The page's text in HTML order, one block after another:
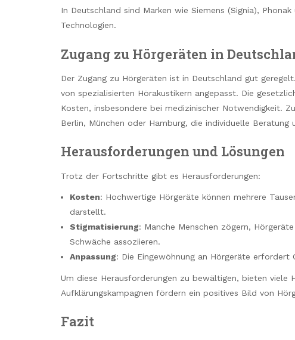
In Deutschland sind Marken wie Siemens (Signia),
Technologien.
Zugang zu Hörgeräten in
Der Zugang zu Hörgeräten ist in Deutschland gut
von spezialisierten Hörakustikern angepasst. Die
Kosten, insbesondere bei medizinischer Notwendigkeit.
Berlin, München oder Hamburg, die individuelle Beratung
Herausforderungen und Lösungen
Trotz der Fortschritte gibt es Herausforderungen:
Kosten: Hochwertige Hörgeräte können mehrere
darstellt.
Stigmatisierung: Manche Menschen zögern,
Schwäche assoziieren.
Anpassung: Die Eingewöhnung an Hörgeräte
Um diese Herausforderungen zu bewältigen, bieten viele
Aufklärungskampagnen fördern ein positives Bild von
Fazit